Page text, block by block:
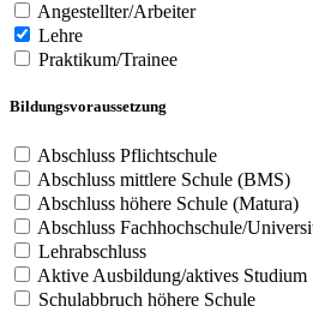
Angestellter/Arbeiter
Lehre
Praktikum/Trainee
Bildungsvoraussetzung
Abschluss Pflichtschule
Abschluss mittlere Schule (BMS)
Abschluss höhere Schule (Matura)
Abschluss Fachhochschule/
Lehrabschluss
Aktive Ausbildung/aktives Studium
Schulabbruch höhere Schule